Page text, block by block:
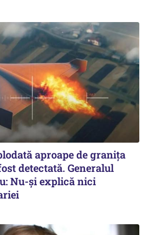
aproape de granița
detectată. Generalul
Nu-și explică nici